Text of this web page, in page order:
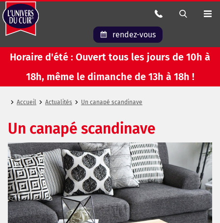
rendez-vous
Horaire d'été : Ouvert tous les jours de 10h à
18h, même le dimanche de 13h à 18h !
Accueil Actualités Un canapé scandinave
Un canapé scandinave